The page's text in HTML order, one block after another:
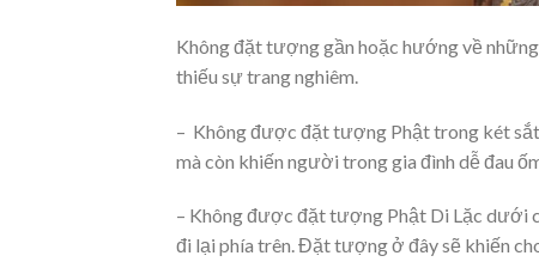
Không đặt tượng gần hoặc hướng về những
thiếu sự trang nghiêm.
– Không được đặt tượng Phật trong két
mà còn khiến người trong gia đình dễ đau
– Không được đặt tượng Phật Di Lặc dưới
đi lại phía trên. Đặt tượng ở đây sẽ khiến